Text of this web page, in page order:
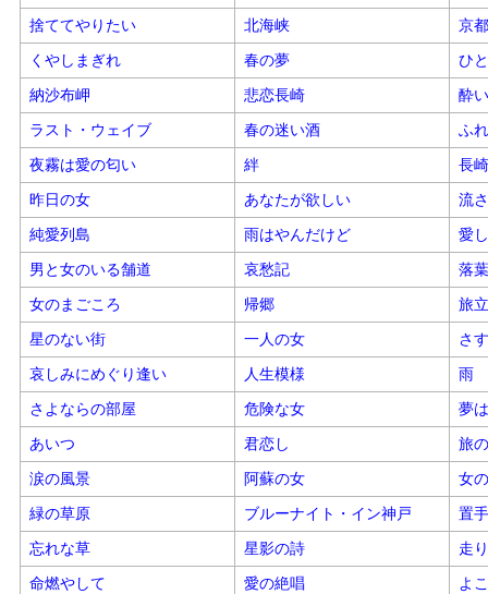
捨ててやりたい
北海峡
京
くやしまぎれ
春の夢
ひ
納沙布岬
悲恋長崎
酔
ラスト・ウェイブ
春の迷い酒
ふ
夜霧は愛の匂い
絆
長
昨日の女
あなたが欲しい
流
純愛列島
雨はやんだけど
愛
男と女のいる舗道
哀愁記
落
女のまごころ
帰郷
旅
星のない街
一人の女
さ
哀しみにめぐり逢い
人生模様
雨
さよならの部屋
危険な女
夢
あいつ
君恋し
旅
涙の風景
阿蘇の女
女
緑の草原
ブルーナイト・イン神戸
置
忘れな草
星影の詩
走
命燃やして
愛の絶唱
よ